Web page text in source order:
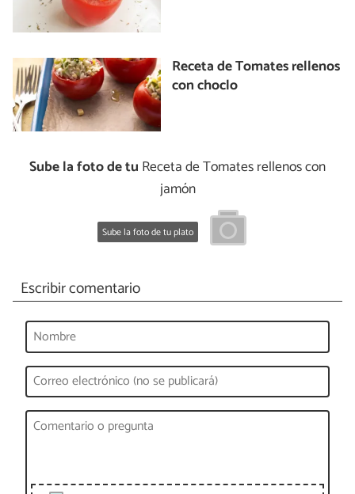
Receta de Tomates rellenos
con choclo
Sube la foto de tu Receta de Tomates rellenos con
jamón
Sube la foto de tu plato
Escribir comentario